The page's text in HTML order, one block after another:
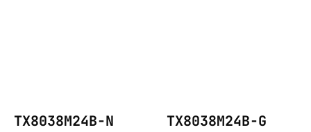
TX8038M24B-N TX8038M24B-G